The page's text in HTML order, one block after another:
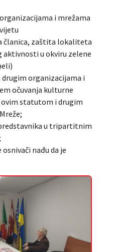
i mrežama
članica, zaštita lokaliteta
aktivnosti u okviru zelene
drugim organizacijama i
očuvanja kulturne
ovim statutom i drugim
u tripartitnim
nađu da je